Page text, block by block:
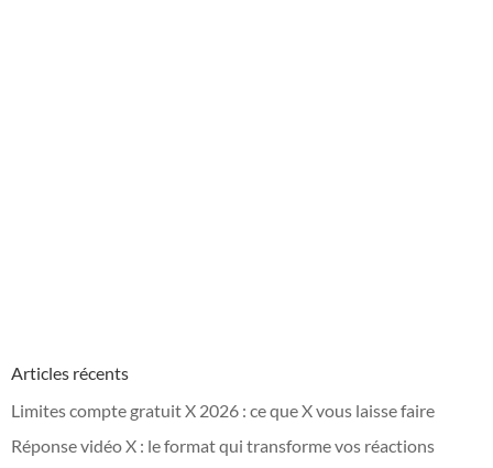
Articles récents
Limites compte gratuit X 2026 : ce que X vous laisse faire
Réponse vidéo X : le format qui transforme vos réactions